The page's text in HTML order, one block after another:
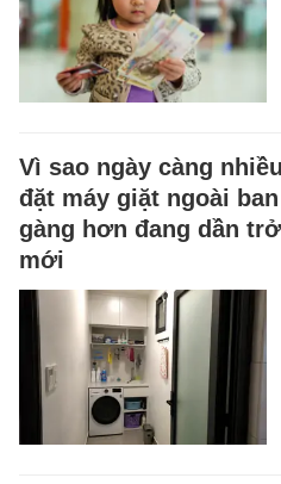
Vì sao ngày càng
đặt máy giặt ngoài
gàng hơn đang dần
mới